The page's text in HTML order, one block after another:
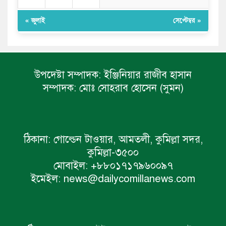
« জুলাই সেপ্টেম্বর »
উপদেষ্টা সম্পাদক: ইঞ্জিনিয়ার রাজীব হাসান
সম্পাদক: মোঃ সোহরাব হোসেন (সুমন)
ঠিকানা: গোল্ডেন টাওয়ার, আমতলী, কুমিল্লা সদর,
কুমিল্লা-৩৫০০
মোবাইল: +৮৮০১৭১৭৯৬০০৯৭
ইমেইল: news@dailycomillanews.com